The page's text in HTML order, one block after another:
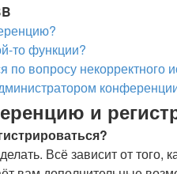
то функции?
по вопросу
и
Всё зависит от